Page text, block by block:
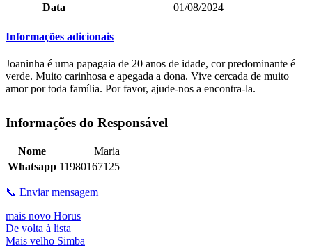
Data
01/08/2024
Informações adicionais
Joaninha é uma papagaia de 20 anos de idade, cor predominante é
verde. Muito carinhosa e apegada a dona. Vive cercada de muito
amor por toda família. Por favor, ajude-nos a encontra-la.
Informações do Responsável
Nome
Maria
Whatsapp 11980167125
📞 Enviar mensagem
mais novo Horus
De volta à lista
Mais velho Simba